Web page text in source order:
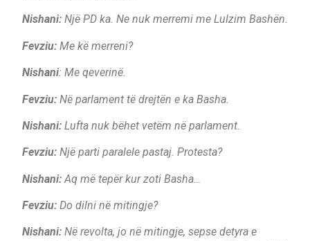
Nishani: Një PD ka. Ne nuk merremi me Lulzim Bashën.
Fevziu: Me kë merreni?
Nishani: Me qeverinë.
Fevziu: Në parlament të drejtën e ka Basha.
Nishani: Lufta nuk bëhet vetëm në parlament.
Fevziu: Një parti paralele pastaj. Protesta?
Nishani: Aq më tepër kur zoti Basha…
Fevziu: Do dilni në mitingje?
Nishani: Në revolta, jo në mitingje, sepse detyra e